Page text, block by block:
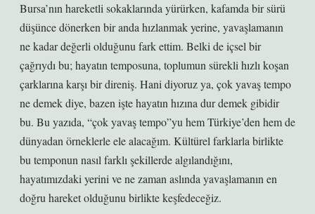
Bursa’nın hareketli sokaklarında yürürken, kafamda bir sürü
düşünce dönerken bir anda hızlanmak yerine, yavaşlamanın
ne kadar değerli olduğunu fark ettim. Belki de içsel bir
çağrıydı bu; hayatın temposuna, toplumun sürekli hızlı koşan
çarklarına karşı bir direniş. Hani diyoruz ya, çok yavaş tempo
ne demek diye, bazen işte hayatın hızına dur demek gibidir
bu. Bu yazıda, “çok yavaş tempo”yu hem Türkiye’den hem de
dünyadan örneklerle ele alacağım. Kültürel farklarla birlikte
bu temponun nasıl farklı şekillerde algılandığını,
hayatımızdaki yerini ve ne zaman aslında yavaşlamanın en
doğru hareket olduğunu birlikte keşfedeceğiz.